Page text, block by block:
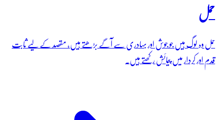
حمل
حمل وہ لوگ ہیں جو جوش اور بہادری سے آگے بڑھتے ہیں، مقصد کے لیے ثابت
قدم اور کردار میں پیمائش رکھتے ہیں۔